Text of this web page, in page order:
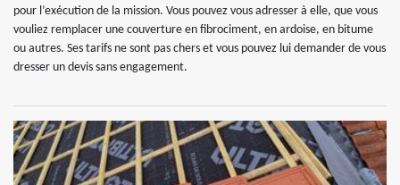
pour l’exécution de la mission. Vous pouvez vous adresser à elle, que vous
vouliez remplacer une couverture en fibrociment, en ardoise, en bitume
ou autres. Ses tarifs ne sont pas chers et vous pouvez lui demander de vous
dresser un devis sans engagement.